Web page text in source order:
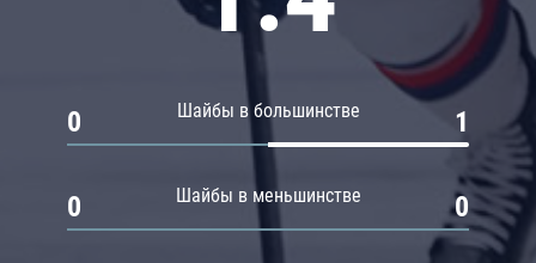
Шайбы в большинстве
0 1
Шайбы в меньшинстве
0 0